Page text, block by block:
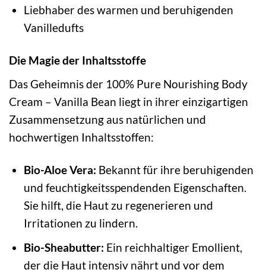
Liebhaber des warmen und beruhigenden
Vanilledufts
Die Magie der Inhaltsstoffe
Das Geheimnis der 100% Pure Nourishing Body
Cream – Vanilla Bean liegt in ihrer einzigartigen
Zusammensetzung aus natürlichen und
hochwertigen Inhaltsstoffen:
Bio-Aloe Vera: Bekannt für ihre beruhigenden
und feuchtigkeitsspendenden Eigenschaften.
Sie hilft, die Haut zu regenerieren und
Irritationen zu lindern.
Bio-Sheabutter: Ein reichhaltiger Emollient,
der die Haut intensiv nährt und vor dem